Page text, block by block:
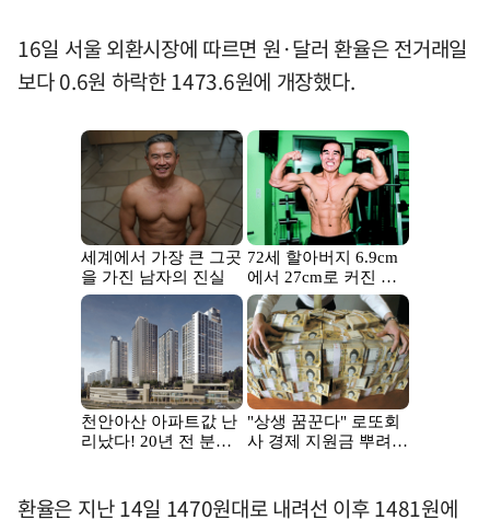
16일 서울 외환시장에 따르면 원·달러 환율은 전거래일
보다 0.6원 하락한 1473.6원에 개장했다.
환율은 지난 14일 1470원대로 내려선 이후 1481원에